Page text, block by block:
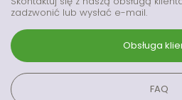
zadzwonić lub wysłać e-mail.
Obsługa
FAQ